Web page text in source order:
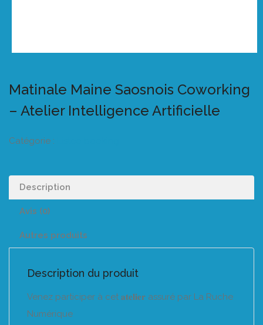
Matinale Maine Saosnois Coworking
– Atelier Intelligence Artificielle
Catégorie :
Description
Avis (0)
Autres produits
Description du produit
Venez participer à cet 𝐚𝐭𝐞𝐥𝐢𝐞𝐫 assuré par La Ruche
Numérique